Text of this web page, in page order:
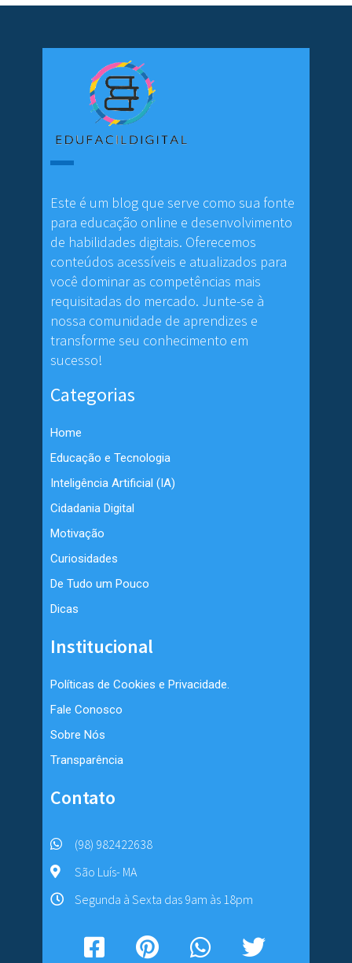
Este é um blog que serve como sua fonte
para educação online e desenvolvimento
de habilidades digitais. Oferecemos
conteúdos acessíveis e atualizados para
você dominar as competências mais
requisitadas do mercado. Junte-se à
nossa comunidade de aprendizes e
transforme seu conhecimento em
sucesso!
Categorias
Home
Educação e Tecnologia
Inteligência Artificial (IA)
Cidadania Digital
Motivação
Curiosidades
De Tudo um Pouco
Dicas
Institucional
Políticas de Cookies e Privacidade.
Fale Conosco
Sobre Nós
Transparência
Contato
(98) 982422638
São Luís- MA
Segunda à Sexta das 9am às 18pm